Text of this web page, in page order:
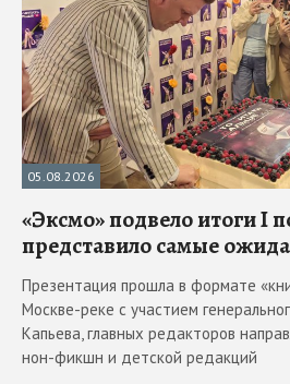
05.08.2026
«Эксмо» подвело итоги I
представило самые
Презентация прошла в формате
Москве-реке с участием
Капьева, главных редакторов
нон-фикшн и детской редакций